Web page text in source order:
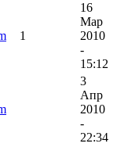
1
16
Мар
2010
-
15:12
3
Апр
2010
-
22:34